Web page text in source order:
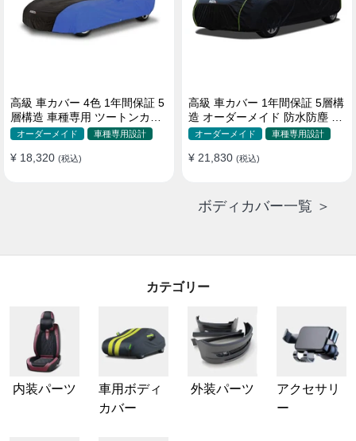
高級 車カバー 4色 1年間保証 5
層構造 車種専用 ツートンカラ
ー オーダーメイド 防水 耐久性
オーダーメイド 車種専用設計
¥ 18,320 (税込)
高級 車カバー 1年間保証 5層構
造 オーダーメイド 防水防塵 裏
起毛 車種専用
オーダーメイド 車種専用設計
¥ 21,830 (税込)
ボディカバー一覧 ＞
カテゴリー
内装パーツ
車用ボディ
カバー
外装パーツ
アクセサリ
ー